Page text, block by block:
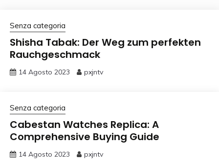
Senza categoria
Shisha Tabak: Der Weg zum perfekten
Rauchgeschmack
14 Agosto 2023 pxjntv
Senza categoria
Cabestan Watches Replica: A
Comprehensive Buying Guide
14 Agosto 2023 pxjntv